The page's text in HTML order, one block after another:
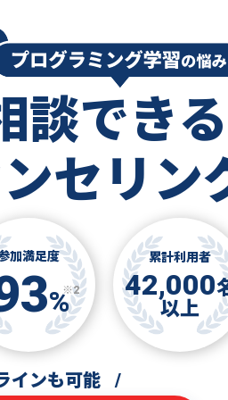
談できる
セリン
加満足度
%※2
累計利用者
42,000
以上
インも可能 /